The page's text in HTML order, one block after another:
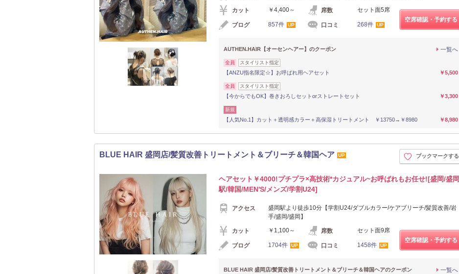
カット ￥4,400～ 席数 セット面5席
ブログ 857件 UP 口コミ 268件 UP
空席確認・予約する
AUTHEN.HAIR【オーセンヘアー】のクーポン 一覧へ
全員 スタイリスト指定
【ANZU指名限定☆】お呼ばれ用ヘアセット ￥5,500
全員 スタイリスト指定
【今からでもOK】巻きおろしセットorストレートセット ￥3,300
新規
【人気No.1】カット＋透明感カラー＋高保湿トリートメント ￥13750→￥8980 ￥8,980
BLUE HAIR 盛岡店/髪質改善トリートメント＆ブリーチ＆韓国ヘア UP ブックマークする
ヘアセット￥4000!プチプラ×高技術*カジュアル~お呼ばれもお任せ![盛岡/盛岡
駅/韓国/MEN'S/メンズ/学割U24]
アクセス
盛岡駅より徒歩10分【学割U24/ダブルカラー/ケアブリーチ/髪質改善/岩
手/盛岡/盛岡】
カット ￥1,100～ 席数 セット面9席
ブログ 1704件 UP 口コミ 1458件 UP
空席確認・予約する
BLUE HAIR 盛岡店/髪質改善トリートメント＆ブリーチ＆韓国ヘアのクーポン 一覧へ